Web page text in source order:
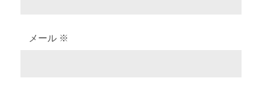
メール ※